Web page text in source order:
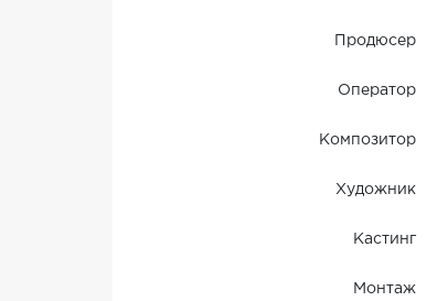
Продюсер
Оператор
Композитор
Художник
Кастинг
Монтаж